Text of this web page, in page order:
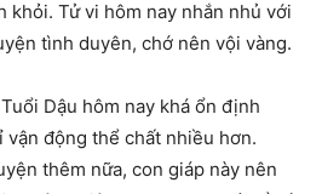
khỏi. Tử vi hôm nay nhắn nhủ với
tình duyên, chớ nên vội vàng.
Dậu hôm nay khá ổn định
vận động thể chất nhiều hơn.
thêm nữa, con giáp này nên